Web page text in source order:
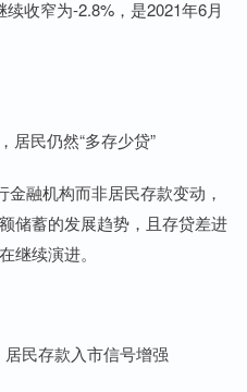
收窄为-2.8%，是2021年6月
居民仍然“多存少贷”
金融机构而非居民存款变动，
储蓄的发展趋势，且存贷差进
继续演进。
民存款入市信号增强